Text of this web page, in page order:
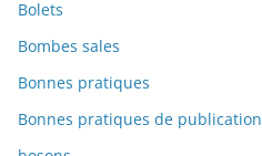
Bolets
Bombes sales
Bonnes pratiques
Bonnes pratiques de publication